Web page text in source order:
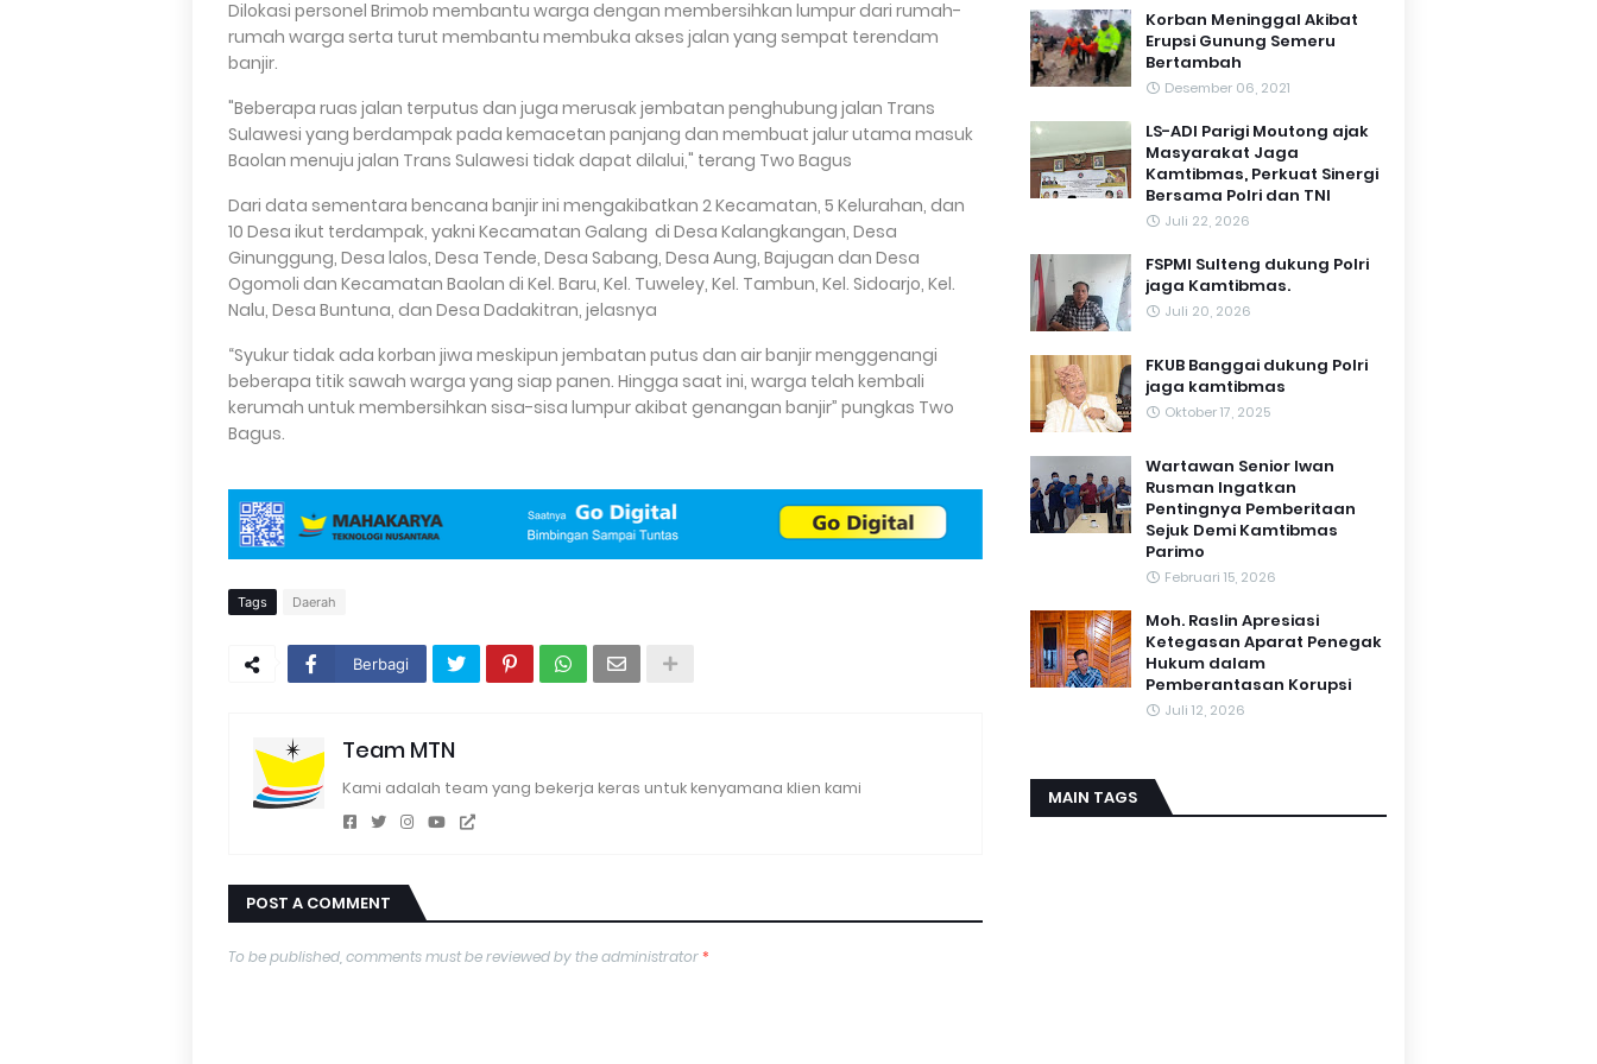
Dilokasi personel Brimob membantu warga dengan membersihkan lumpur dari rumah-
rumah warga serta turut membantu membuka akses jalan yang sempat terendam
banjir.
"Beberapa ruas jalan terputus dan juga merusak jembatan penghubung jalan Trans
Sulawesi yang berdampak pada kemacetan panjang dan membuat jalur utama masuk
Baolan menuju jalan Trans Sulawesi tidak dapat dilalui," terang Two Bagus
Dari data sementara bencana banjir ini mengakibatkan 2 Kecamatan, 5 Kelurahan, dan
10 Desa ikut terdampak, yakni Kecamatan Galang di Desa Kalangkangan, Desa
Ginunggung, Desa lalos, Desa Tende, Desa Sabang, Desa Aung, Bajugan dan Desa
Ogomoli dan Kecamatan Baolan di Kel. Baru, Kel. Tuweley, Kel. Tambun, Kel. Sidoarjo, Kel.
Nalu, Desa Buntuna, dan Desa Dadakitran, jelasnya
“Syukur tidak ada korban jiwa meskipun jembatan putus dan air banjir menggenangi
beberapa titik sawah warga yang siap panen. Hingga saat ini, warga telah kembali
kerumah untuk membersihkan sisa-sisa lumpur akibat genangan banjir” pungkas Two
Bagus.
Tags Daerah
Berbagi
Team MTN
Kami adalah team yang bekerja keras untuk kenyamana klien kami
POST A COMMENT
To be published, comments must be reviewed by the administrator*
Korban Meninggal Akibat
Erupsi Gunung Semeru
Bertambah
Desember 06, 2021
LS-ADI Parigi Moutong ajak
Masyarakat Jaga
Kamtibmas, Perkuat Sinergi
Bersama Polri dan TNI
Juli 22, 2026
FSPMI Sulteng dukung Polri
jaga Kamtibmas.
Juli 20, 2026
FKUB Banggai dukung Polri
jaga kamtibmas
Oktober 17, 2025
Wartawan Senior Iwan
Rusman Ingatkan
Pentingnya Pemberitaan
Sejuk Demi Kamtibmas
Parimo
Februari 15, 2026
Moh. Raslin Apresiasi
Ketegasan Aparat Penegak
Hukum dalam
Pemberantasan Korupsi
Juli 12, 2026
MAIN TAGS